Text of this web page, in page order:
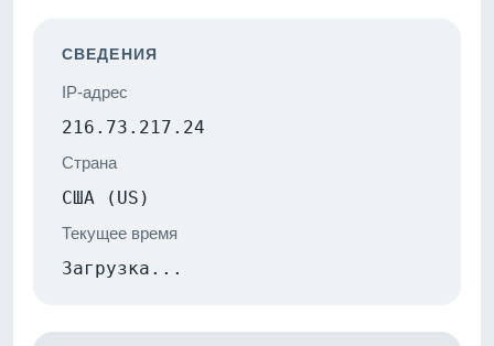
СВЕДЕНИЯ
IP-адрес
216.73.217.24
Страна
США (US)
Текущее время
Загрузка...